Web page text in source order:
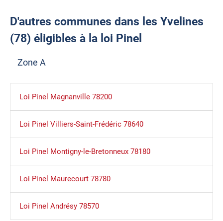
D'autres communes dans les Yvelines
(78) éligibles à la loi Pinel
Zone A
Loi Pinel Magnanville 78200
Loi Pinel Villiers-Saint-Frédéric 78640
Loi Pinel Montigny-le-Bretonneux 78180
Loi Pinel Maurecourt 78780
Loi Pinel Andrésy 78570